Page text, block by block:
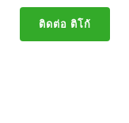
ติดต่อ ติโก้